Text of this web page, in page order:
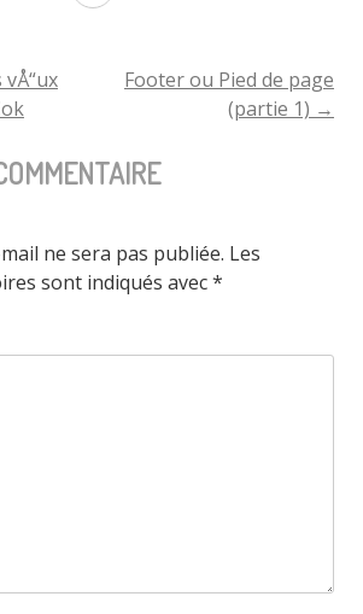
Footer ou Pied de page
(partie 1) →
ne sera pas publiée. Les
sont indiqués avec*